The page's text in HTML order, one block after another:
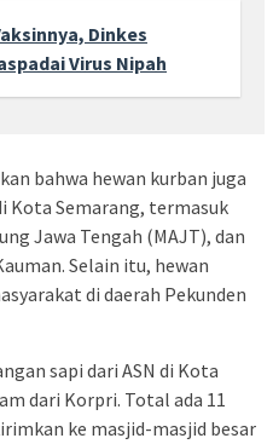
Dinkes
Virus Nipah
bahwa hewan kurban juga
Kota Semarang, termasuk
Jawa Tengah (MAJT), dan
Selain itu, hewan
di daerah Pekunden
sapi dari ASN di Kota
dari Korpri. Total ada 11
ke masjid-masjid besar